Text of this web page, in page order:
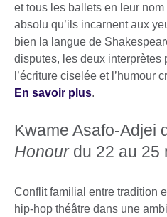
et tous les ballets en leur
absolu qu’ils incarnent aux
bien la langue de
disputes, les deux interprètes
l’écriture ciselée et l’humour
En savoir plus.
Kwame Asafo-Adjei
Honourdu 22 au 25
Conflit familial entre tradition
hip-hop théâtre dans une